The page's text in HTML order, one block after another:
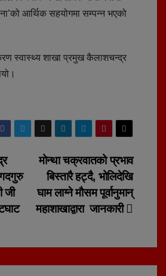
आर्थिक सहयोगमा सम्पन्न भएको
स्वास्थ्य शाखा प्रमुख कैलाशचन्द्र
मोन्था चक्रवातको प्रभाव
बिस्तारै हट्दै, भोलिदेखि
घाम लाग्ने मौसम पूर्वानुमान्
महाशाखाद्वारा जानकारी
जी